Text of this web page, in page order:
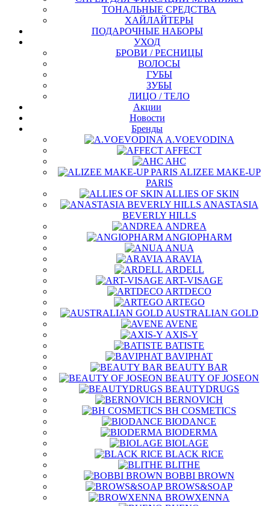
ТОНАЛЬНЫЕ СРЕДСТВА
ХАЙЛАЙТЕРЫ
ПОДАРОЧНЫЕ НАБОРЫ
УХОД
БРОВИ / РЕСНИЦЫ
ВОЛОСЫ
ГУБЫ
ЗУБЫ
ЛИЦО / ТЕЛО
Акции
Новости
Бренды
A.VOEVODINA
AFFECT
AHC
ALIZEE MAKE-UP
PARIS
ALLIES OF SKIN
ANASTASIA
BEVERLY HILLS
ANDREA
ANGIOPHARM
ANUA
ARAVIA
ARDELL
ART-VISAGE
ARTDECO
ARTEGO
AUSTRALIAN GOLD
AVENE
AXIS-Y
BATISTE
BAVIPHAT
BEAUTY BAR
BEAUTY OF JOSEON
BEAUTYDRUGS
BERNOVICH
BH COSMETICS
BIODANCE
BIODERMA
BIOLAGE
BLACK RICE
BLITHE
BOBBI BROWN
BROWS&SOAP
BROWXENNA